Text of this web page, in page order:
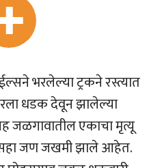
भरलेल्या ट्रकने रस्त्यात
धडक देवून झालेल्या
जळगावातील एकाचा मृत्यू
सहा जण जखमी झाले आहेत.